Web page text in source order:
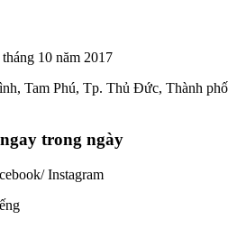
10 năm 2017
Tam Phú, Tp. Thủ Đức, Thành phố
trong ngày
Instagram